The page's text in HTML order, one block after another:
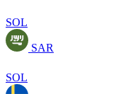
SOL
SAR
SOL